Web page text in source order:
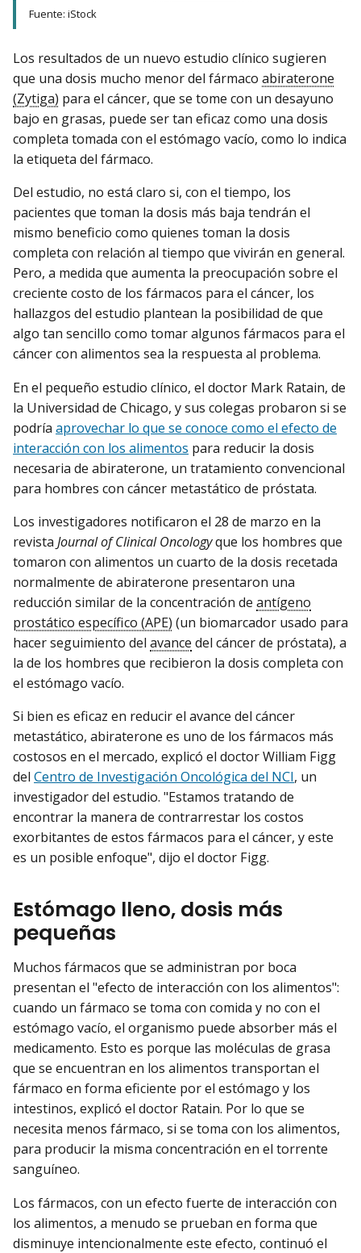
Fuente: iStock
Los resultados de un nuevo estudio clínico sugieren
que una dosis mucho menor del fármaco abiraterone
(Zytiga) para el cáncer, que se tome con un desayuno
bajo en grasas, puede ser tan eficaz como una dosis
completa tomada con el estómago vacío, como lo indica
la etiqueta del fármaco.
Del estudio, no está claro si, con el tiempo, los
pacientes que toman la dosis más baja tendrán el
mismo beneficio como quienes toman la dosis
completa con relación al tiempo que vivirán en general.
Pero, a medida que aumenta la preocupación sobre el
creciente costo de los fármacos para el cáncer, los
hallazgos del estudio plantean la posibilidad de que
algo tan sencillo como tomar algunos fármacos para el
cáncer con alimentos sea la respuesta al problema.
En el pequeño estudio clínico, el doctor Mark Ratain, de
la Universidad de Chicago, y sus colegas probaron si se
podría aprovechar lo que se conoce como el efecto de
interacción con los alimentos para reducir la dosis
necesaria de abiraterone, un tratamiento convencional
para hombres con cáncer metastático de próstata.
Los investigadores notificaron el 28 de marzo en la
revista Journal of Clinical Oncologyque los hombres que
tomaron con alimentos un cuarto de la dosis recetada
normalmente de abiraterone presentaron una
reducción similar de la concentración de antígeno
prostático específico (APE) (un biomarcador usado para
hacer seguimiento del avance del cáncer de próstata), a
la de los hombres que recibieron la dosis completa con
el estómago vacío.
Si bien es eficaz en reducir el avance del cáncer
metastático, abiraterone es uno de los fármacos más
costosos en el mercado, explicó el doctor William Figg
del Centro de Investigación Oncológica del NCI, un
investigador del estudio. "Estamos tratando de
encontrar la manera de contrarrestar los costos
exorbitantes de estos fármacos para el cáncer, y este
es un posible enfoque", dijo el doctor Figg.
Estómago lleno, dosis más
pequeñas
Muchos fármacos que se administran por boca
presentan el "efecto de interacción con los alimentos":
cuando un fármaco se toma con comida y no con el
estómago vacío, el organismo puede absorber más el
medicamento. Esto es porque las moléculas de grasa
que se encuentran en los alimentos transportan el
fármaco en forma eficiente por el estómago y los
intestinos, explicó el doctor Ratain. Por lo que se
necesita menos fármaco, si se toma con los alimentos,
para producir la misma concentración en el torrente
sanguíneo.
Los fármacos, con un efecto fuerte de interacción con
los alimentos, a menudo se prueban en forma que
disminuye intencionalmente este efecto, continuó el